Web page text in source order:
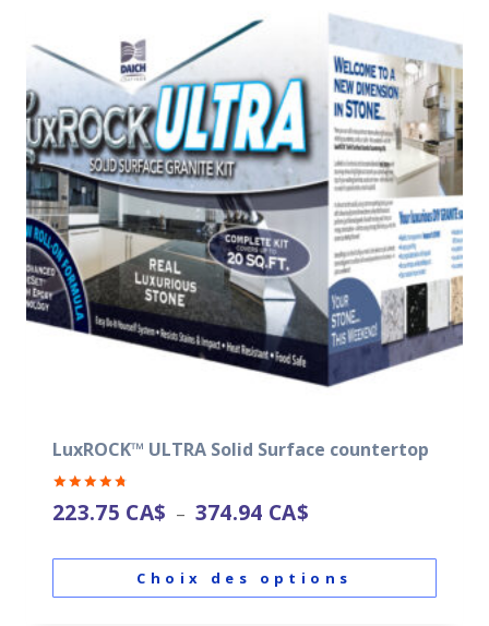
LuxROCK™ ULTRA Solid Surface countertop
Note
4.82
223.75 CA$ – 374.94 CA$
Choix des options